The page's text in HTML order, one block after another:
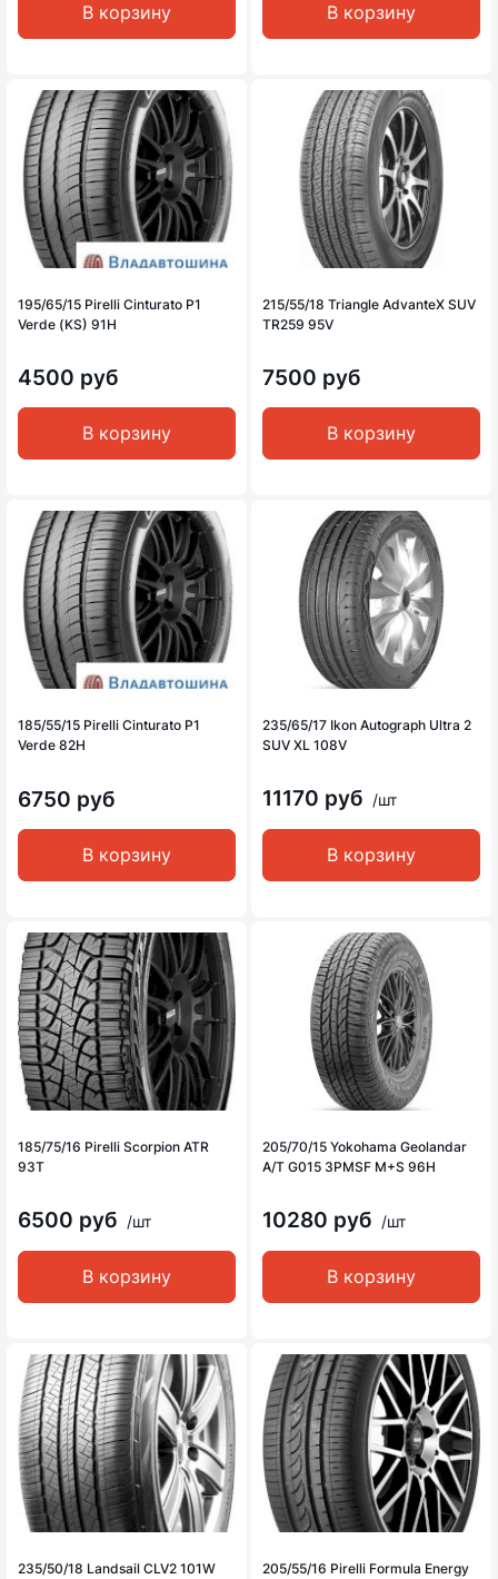
В корзину В корзину
195/65/15 Pirelli Cinturato P1
Verde (KS) 91H
4500 руб
В корзину
215/55/18 Triangle AdvanteX SUV
TR259 95V
7500 руб
В корзину
185/55/15 Pirelli Cinturato P1
Verde 82H
6750 руб
В корзину
235/65/17 Ikon Autograph Ultra 2
SUV XL 108V
11170 руб /шт
В корзину
185/75/16 Pirelli Scorpion ATR
93T
6500 руб /шт
В корзину
205/70/15 Yokohama Geolandar
A/T G015 3PMSF M+S 96H
10280 руб /шт
В корзину
235/50/18 Landsail CLV2 101W
205/55/16 Pirelli Formula Energy